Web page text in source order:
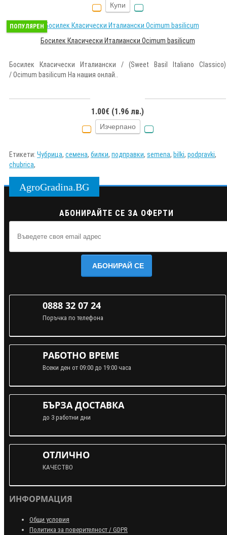
Купи
ПОПУЛЯРЕН
Босилек Класически Италиански Ocimum basilicum
Босилек Класически Италиански / (Sweet Basil Italiano Classico)
/ Ocimum basilicum На нашия онлай..
1.00€ (1.96 лв.)
Изчерпано
Етикети: Чубрица, семена, билки, подправки, semena, bilki, podpravki,
chubrica,
AgroGradina.BG
АБОНИРАЙТЕ СЕ ЗА ОФЕРТИ
АБОНИРАЙ СЕ
0888 32 07 24
Поръчка по телефона
РАБОТНО ВРЕМЕ
Всеки ден от 09:00 до 19:00 часа
БЪРЗА ДОСТАВКА
до 3 работни дни
ОТЛИЧНО
КАЧЕСТВО
ИНФОРМАЦИЯ
Общи условия
Политика за поверителност / GDPR